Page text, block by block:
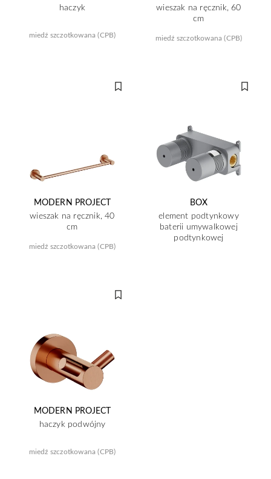
haczyk
miedź szczotkowana (CPB)
wieszak na ręcznik, 60
cm
miedź szczotkowana (CPB)
MODERN PROJECT
wieszak na ręcznik, 40
cm
miedź szczotkowana (CPB)
BOX
element podtynkowy
baterii umywalkowej
podtynkowej
MODERN PROJECT
haczyk podwójny
miedź szczotkowana (CPB)